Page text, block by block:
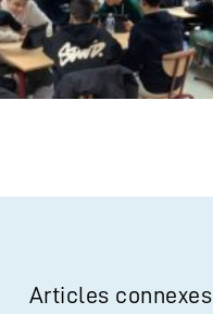
Articles connexes